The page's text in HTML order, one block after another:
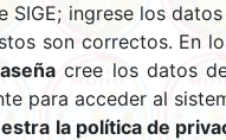
SIGE; ingrese los
son correctos. En
cree los datos
para acceder al
la política de